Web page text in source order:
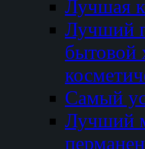
Лучшая
Лучший
бытовой
Самый
Лучший